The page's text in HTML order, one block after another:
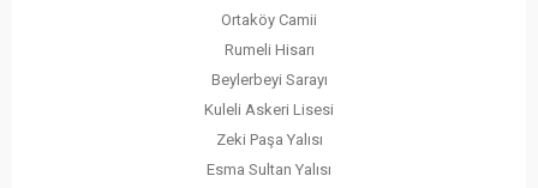
Ortaköy Camii
Rumeli Hisarı
Beylerbeyi Sarayı
Kuleli Askeri Lisesi
Zeki Paşa Yalısı
Esma Sultan Yalısı